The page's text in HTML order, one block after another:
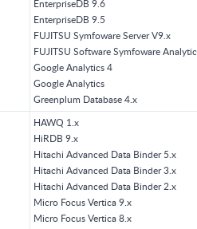
EnterpriseDB 9.6
EnterpriseDB 9.5
FUJITSU Symfoware Server V9.x
FUJITSU Software Symfoware
Google Analytics 4
Google Analytics
Greenplum Database 4.x
HAWQ 1.x
HiRDB 9.x
Hitachi Advanced Data Binder 5.x
Hitachi Advanced Data Binder 3.x
Hitachi Advanced Data Binder 2.x
Micro Focus Vertica 9.x
Micro Focus Vertica 8.x